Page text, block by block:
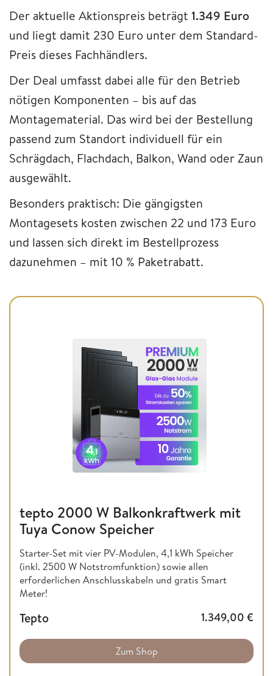
Der aktuelle Aktionspreis beträgt 1.349 Euro
und liegt damit 230 Euro unter dem Standard-
Preis dieses Fachhändlers.
Der Deal umfasst dabei alle für den Betrieb
nötigen Komponenten – bis auf das
Montagematerial. Das wird bei der Bestellung
passend zum Standort individuell für ein
Schrägdach, Flachdach, Balkon, Wand oder Zaun
ausgewählt.
Besonders praktisch: Die gängigsten
Montagesets kosten zwischen 22 und 173 Euro
und lassen sich direkt im Bestellprozess
dazunehmen – mit 10 % Paketrabatt.
tepto 2000 W Balkonkraftwerk mit
Tuya Conow Speicher
Starter-Set mit vier PV-Modulen, 4,1 kWh Speicher
(inkl. 2500 W Notstromfunktion) sowie allen
erforderlichen Anschlusskabeln und gratis Smart
Meter!
Tepto 1.349,00 €
Zum Shop